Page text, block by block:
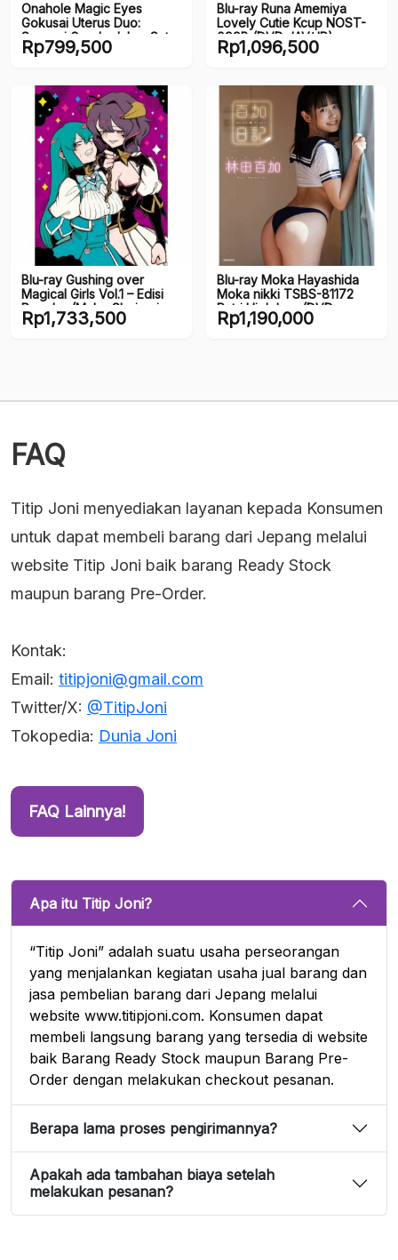
Onahole Magic Eyes
Gokusai Uterus Duo:
Sensasi Ganda dalam Satu
onahole Realistis (150mm)
Rp799,500
Blu-ray Runa Amemiya
Lovely Cutie Kcup NOST-
099B (DVD JAV/JP)
Rp1,096,500
Blu-ray Gushing over
Magical Girls Vol.1 – Edisi
Reguler (Maho Shojo ni
Akogarete) (JP)
Rp1,733,500
Blu-ray Moka Hayashida
Moka nikki TSBS-81172
Putri High Leg (DVD
JAV/JP)
Rp1,190,000
FAQ
Titip Joni menyediakan layanan kepada Konsumen
untuk dapat membeli barang dari Jepang melalui
website Titip Joni baik barang Ready Stock
maupun barang Pre-Order.
Kontak:
Email: titipjoni@gmail.com
Twitter/X: @TitipJoni
Tokopedia: Dunia Joni
FAQ Lainnya!
Apa itu Titip Joni?
“Titip Joni” adalah suatu usaha perseorangan
yang menjalankan kegiatan usaha jual barang dan
jasa pembelian barang dari Jepang melalui
website www.titipjoni.com. Konsumen dapat
membeli langsung barang yang tersedia di website
baik Barang Ready Stock maupun Barang Pre-
Order dengan melakukan checkout pesanan.
Berapa lama proses pengirimannya?
Apakah ada tambahan biaya setelah
melakukan pesanan?